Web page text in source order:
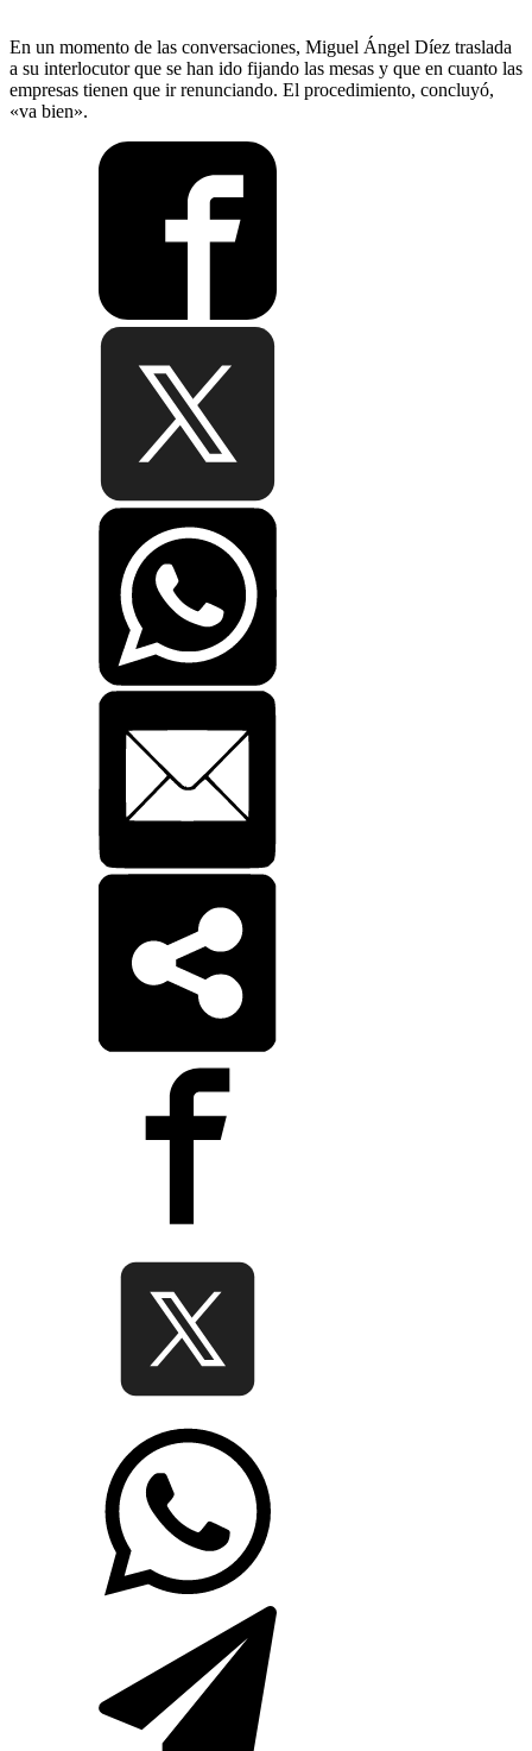
En un momento de las conversaciones, Miguel Ángel Díez traslada
a su interlocutor que se han ido fijando las mesas y que en cuanto las
empresas tienen que ir renunciando. El procedimiento, concluyó,
«va bien».